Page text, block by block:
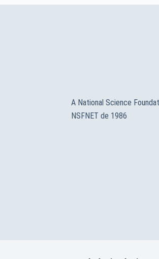
A National Science
NSFNET de 1986